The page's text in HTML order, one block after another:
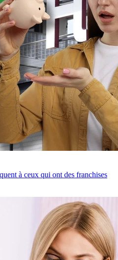
à ceux qui ont des franchises